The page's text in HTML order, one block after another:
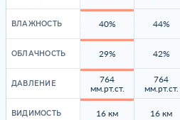
ВЛАЖНОСТЬ
ОБЛАЧНОСТЬ
ДАВЛЕНИЕ
ВИДИМОСТЬ
40%
29%
764
мм.рт.ст.
16 км
44%
42%
764
мм.рт.ст.
16 км